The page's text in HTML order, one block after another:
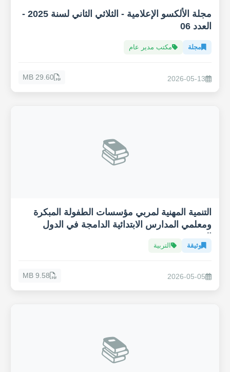
مجلة الألكسو الإعلامية - الثلاثي الثاني لسنة 2025 -
العدد 06
مجلة مكتب مدير عام
2026-05-13
29.60 MB
📚
التنمية المهنية لمربي مؤسسات الطفولة المبكرة
ومعلمي المدارس الابتدائية الدامجة في الدول
وثيقة التربية
2026-05-05
9.58 MB
📚